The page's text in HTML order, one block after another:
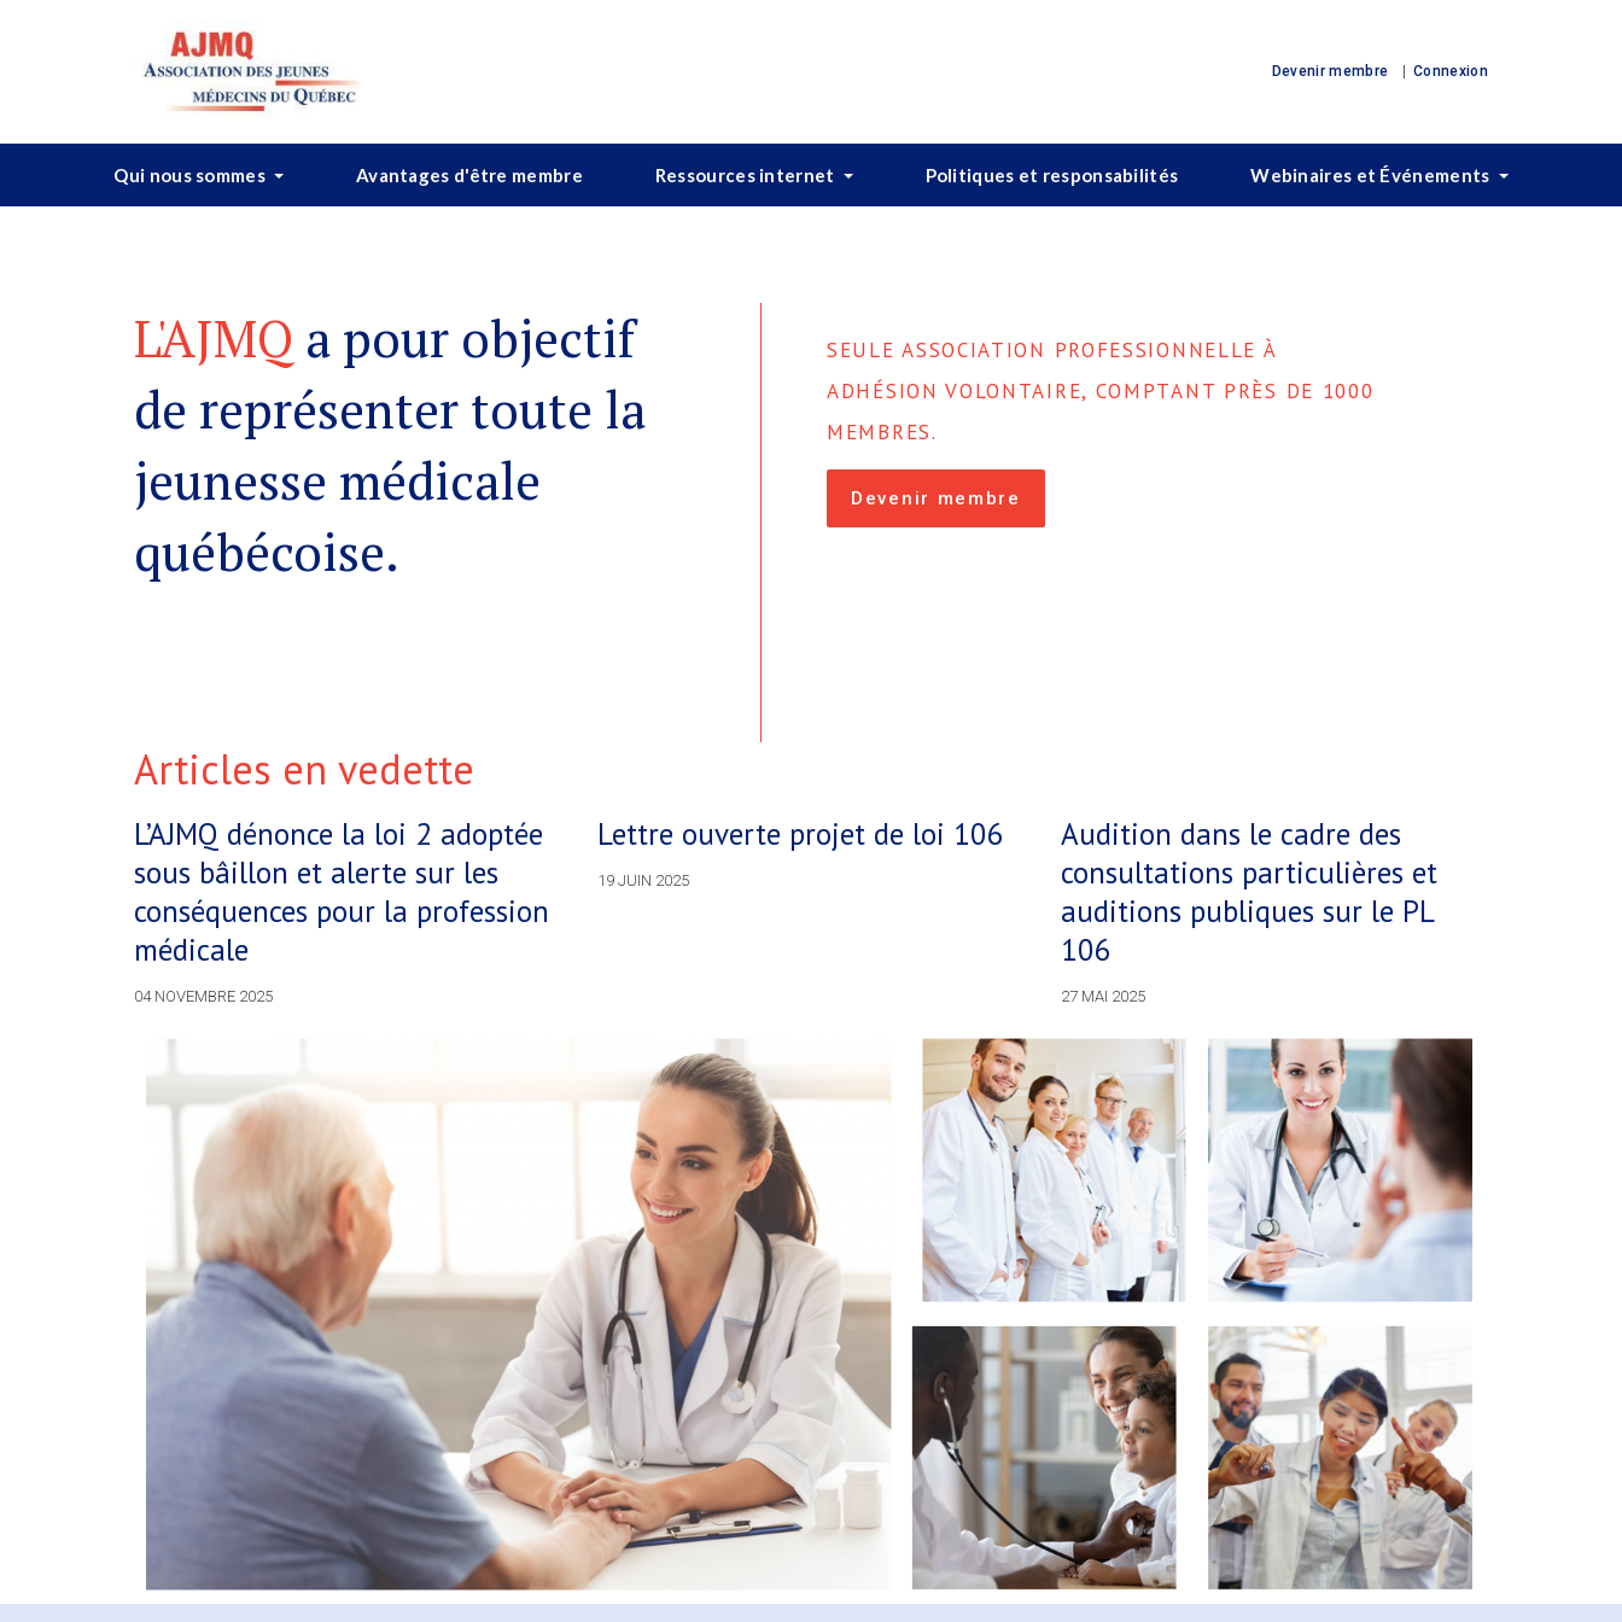
Devenir membre Connexion
Qui nous sommes Avantages d'être membre Ressources internet Politiques et responsabilités Webinaires et Événements
L'AJMQ a pour objectif
de représenter toute la
jeunesse médicale
québécoise.
SEULE ASSOCIATION PROFESSIONNELLE À
ADHÉSION VOLONTAIRE, COMPTANT PRÈS DE 1000
MEMBRES.
Devenir membre
Articles en vedette
L’AJMQ dénonce la loi 2 adoptée
sous bâillon et alerte sur les
conséquences pour la profession
médicale
04 NOVEMBRE 2025
Lettre ouverte projet de loi 106
19 JUIN 2025
Audition dans le cadre des
consultations particulières et
auditions publiques sur le PL
106
27 MAI 2025